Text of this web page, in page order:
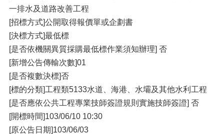
一排水及道路改善工程
[招標方式]公開取得報價單或企劃書
[決標方式]最低標
[是否依機關異質採購最低標作業須知辦理] 否
[新增公告傳輸次數]01
[是否複數決標]否
[標的分類]工程類5133水道、海港、水壩及其他水利工程
[是否應依公共工程專業技師簽證規則實施技師簽證] 否
[開標時間]103/06/10 10:30
[原公告日期]103/06/03